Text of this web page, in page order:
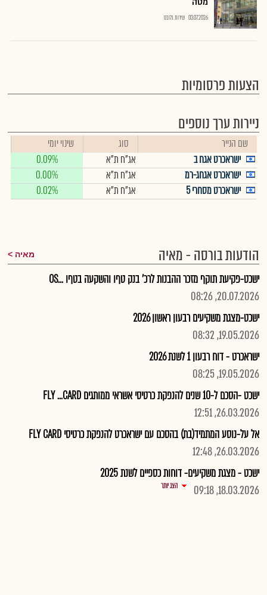
03.07.2026 שירות גלובס
הצעות פרסומיות
ניירות ערך נוספים
שם הנייר סוג
שינוי יומי
ישראכרט אגח ב
אג"ח ת"א
0.09%
ישראכרט אגחג-רמ
אג"ח ת"א
0.00%
ישראכרט מסחרי 5
אג"ח ת"א 0.02%
הודעות בורסה - מאיה מאיה
ישכט-פקיעת תוקף מזכר ההבנות לרכ' בנק טףו והשקעה בטףו ...OS
20.07.2026, 08:26
ישכט-מצגת משקיעים רבעון ראשון 2026
19.05.2026, 08:32
ישראכרט - דוח רבעון 1 לשנת 2026
19.05.2026, 08:25
ישכט -הסכם ל-10 שנים להנפקת כרטיסי אשראי ממותגים FLY ...CARD
26.03.2026, 12:51
אל על-נוסע המתמיד(בת) בהסכם עם ישראכרט להנפקת כרטיסי FLY CARD
26.03.2026, 12:48
ישכט - מצגת משקיעים- דוחות כספיים לשנת 2025
18.03.2026, 09:18
הצג יותר